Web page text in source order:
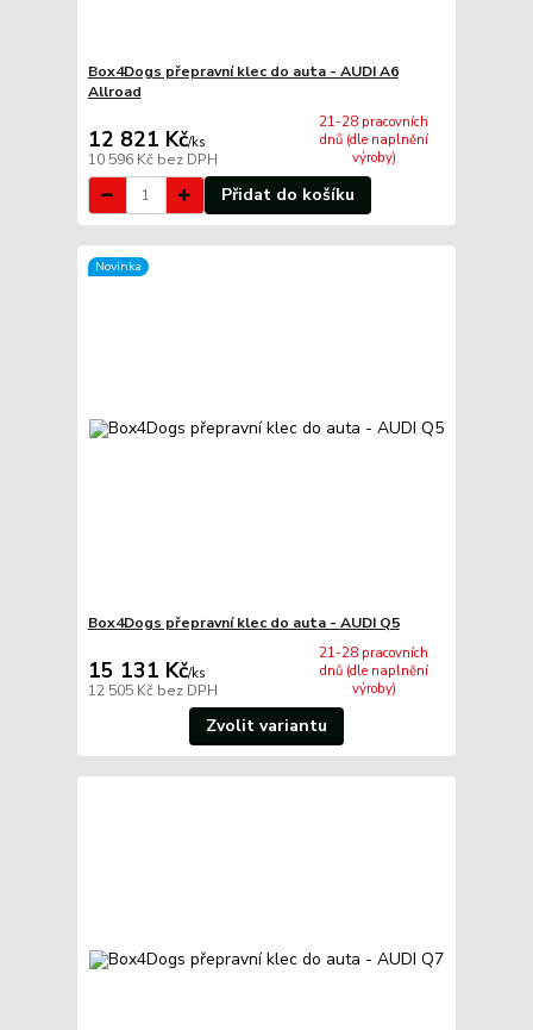
Box4Dogs přepravní klec do auta - AUDI A6
Allroad
12 821 Kč/ks
10 596 Kč bez DPH
21-28 pracovních
dnů (dle naplnění
výroby)
Přidat do košíku
Novinka
Box4Dogs přepravní klec do auta - AUDI Q5
15 131 Kč/ks
12 505 Kč bez DPH
21-28 pracovních
dnů (dle naplnění
výroby)
Zvolit variantu